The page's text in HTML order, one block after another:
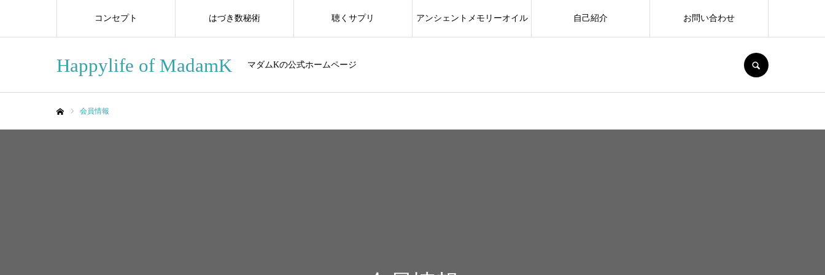
Happylife of MadamK マダムKの公式ホームページ
コンセプト はづき数秘術 聴くサプリ アンシェントメモリーオイル 自己紹介 お問い合わせ
会員情報